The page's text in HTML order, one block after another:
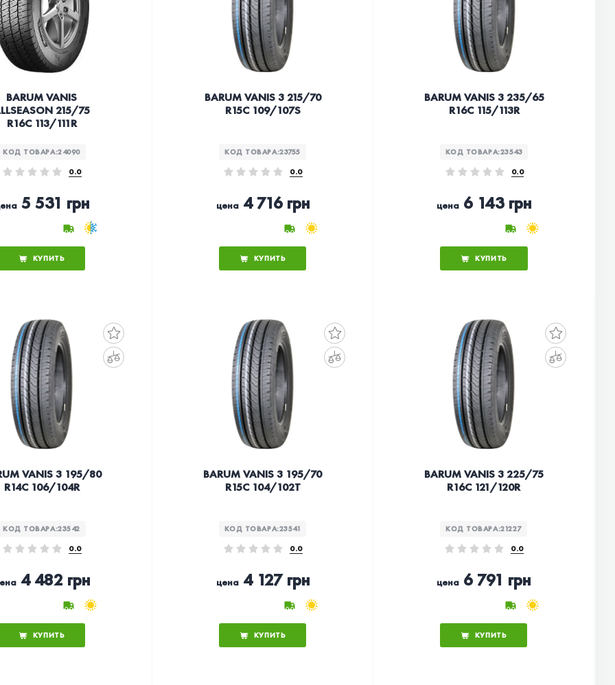
BARUM VANIS
215/75
R16C 113/111R
КОД ТОВАРА:24090
0.0
5 531 грн
КУПИТЬ
BARUM VANIS 3 215/70
R15C 109/107S
КОД ТОВАРА:23755
0.0
цена4 716 грн
КУПИТЬ
BARUM VANIS 3 235/65
R16C 115/113R
КОД ТОВАРА:23543
0.0
цена 6 143 грн
КУПИТЬ
VANIS 3 195/80
R14C 106/104R
КОД ТОВАРА:23542
0.0
4 482 грн
КУПИТЬ
BARUM VANIS 3 195/70
R15C 104/102T
КОД ТОВАРА:23541
0.0
цена4 127 грн
КУПИТЬ
BARUM VANIS 3 225/75
R16C 121/120R
КОД ТОВАРА:21227
0.0
цена 6 791 грн
КУПИТЬ